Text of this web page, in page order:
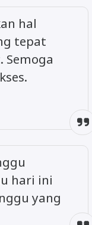
hal
tepat
hari ini
yang